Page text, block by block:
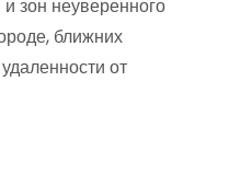
зон неуверенного
ближних
от